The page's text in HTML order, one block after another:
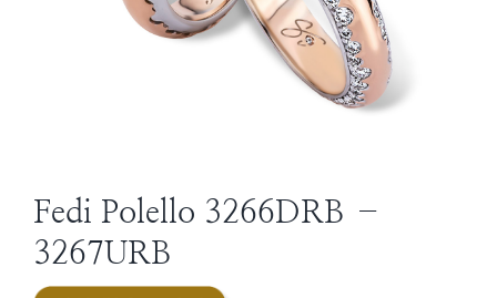
STEVE ANGELI
DIAMANTI DA INVESTIMENTO
Fedi Polello 3266DRB –
3267URB